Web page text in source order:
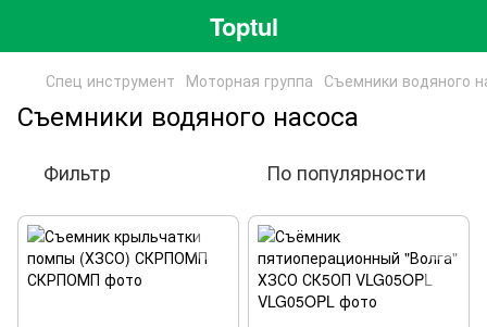
Toptul
Спец инструмент Моторная группа Съемники водяного
Съемники водяного насоса
Фильтр По популярности